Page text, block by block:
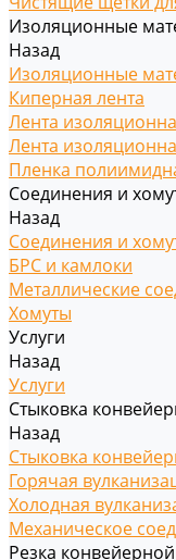
Изоляционные
Назад
Изоляционные
Киперная лента
Лента
Лента
Пленка
Соединения и
Назад
Соединения и
БРС и камлоки
Металлические
Хомуты
Услуги
Назад
Услуги
Стыковка
Назад
Стыковка
Горячая
Холодная
Механическое
Резка